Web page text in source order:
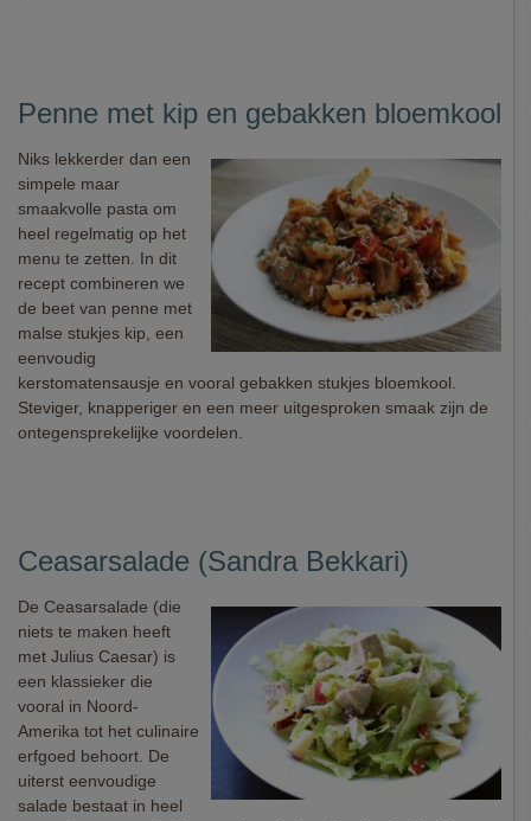
Penne met kip en gebakken bloemkool
Niks lekkerder dan een
simpele maar
smaakvolle pasta om
heel regelmatig op het
menu te zetten. In dit
recept combineren we
de beet van penne met
malse stukjes kip, een
eenvoudig
kerstomatensausje en vooral gebakken stukjes bloemkool.
Steviger, knapperiger en een meer uitgesproken smaak zijn de
ontegensprekelijke voordelen.
Ceasarsalade (Sandra Bekkari)
De Ceasarsalade (die
niets te maken heeft
met Julius Caesar) is
een klassieker die
vooral in Noord-
Amerika tot het culinaire
erfgoed behoort. De
uiterst eenvoudige
salade bestaat in heel